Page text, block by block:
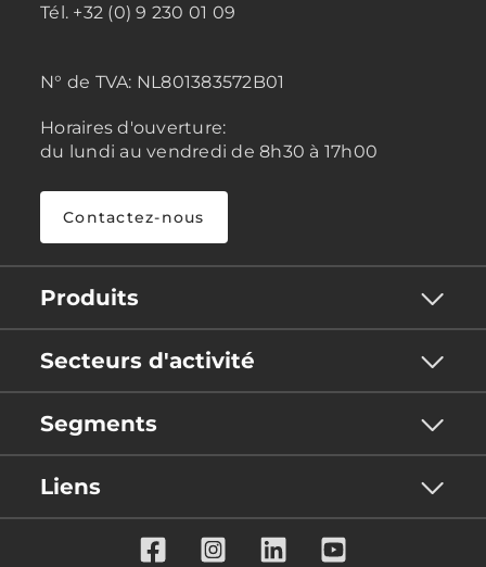
Tél. +32 (0) 9 230 01 09
N° de TVA: NL801383572B01
Horaires d'ouverture:
du lundi au vendredi de 8h30 à 17h00
Contactez-nous
Produits
Secteurs d'activité
Segments
Liens